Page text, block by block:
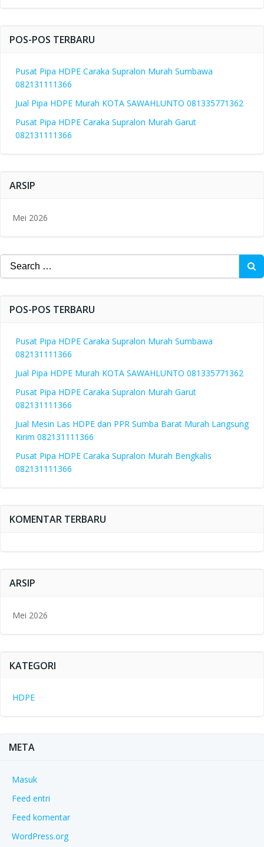
POS-POS TERBARU
Pusat Pipa HDPE Caraka Supralon Murah Sumbawa
082131111366
Jual Pipa HDPE Murah KOTA SAWAHLUNTO 081335771362
Pusat Pipa HDPE Caraka Supralon Murah Garut
082131111366
ARSIP
Mei 2026
Search
for:
POS-POS TERBARU
Pusat Pipa HDPE Caraka Supralon Murah Sumbawa
082131111366
Jual Pipa HDPE Murah KOTA SAWAHLUNTO 081335771362
Pusat Pipa HDPE Caraka Supralon Murah Garut
082131111366
Jual Mesin Las HDPE dan PPR Sumba Barat Murah Langsung
Kirim 082131111366
Pusat Pipa HDPE Caraka Supralon Murah Bengkalis
082131111366
KOMENTAR TERBARU
ARSIP
Mei 2026
KATEGORI
HDPE
META
Masuk
Feed entri
Feed komentar
WordPress.org